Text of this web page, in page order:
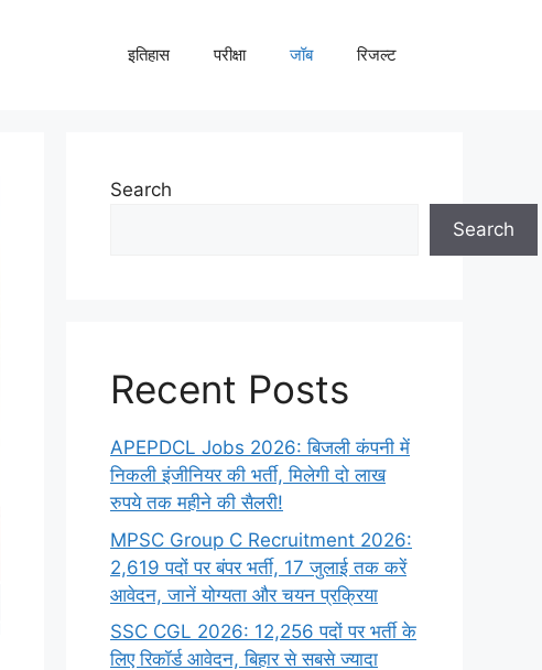
इतिहास परीक्षा जॉब रिजल्ट
Search
Search
Recent Posts
APEPDCL Jobs 2026: बिजली कंपनी में
निकली इंजीनियर की भर्ती, मिलेगी दो लाख
रुपये तक महीने की सैलरी!
MPSC Group C Recruitment 2026:
2,619 पदों पर बंपर भर्ती, 17 जुलाई तक करें
आवेदन, जानें योग्यता और चयन प्रक्रिया
SSC CGL 2026: 12,256 पदों पर भर्ती के
लिए रिकॉर्ड आवेदन, बिहार से सबसे ज्यादा